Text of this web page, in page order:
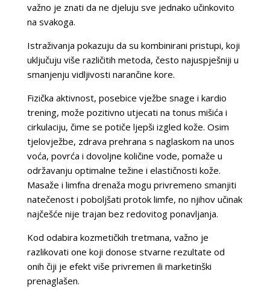
važno je znati da ne djeluju sve jednako učinkovito
na svakoga.
Istraživanja pokazuju da su kombinirani pristupi, koji
uključuju više različitih metoda, često najuspješniji u
smanjenju vidljivosti narančine kore.
Fizička aktivnost, posebice vježbe snage i kardio
trening, može pozitivno utjecati na tonus mišića i
cirkulaciju, čime se potiče ljepši izgled kože. Osim
tjelovježbe, zdrava prehrana s naglaskom na unos
voća, povrća i dovoljne količine vode, pomaže u
održavanju optimalne težine i elastičnosti kože.
Masaže i limfna drenaža mogu privremeno smanjiti
natečenost i poboljšati protok limfe, no njihov učinak
najčešće nije trajan bez redovitog ponavljanja.
Kod odabira kozmetičkih tretmana, važno je
razlikovati one koji donose stvarne rezultate od
onih čiji je efekt više privremen ili marketinški
prenaglašen.